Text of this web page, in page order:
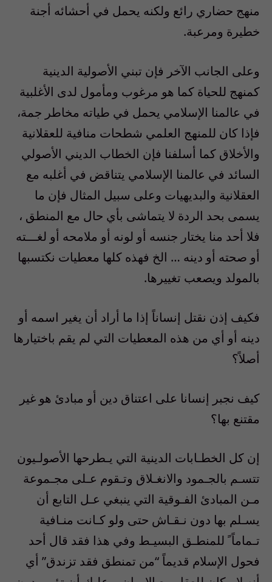
منهج حضاري رائع ولكنه يحمل في أحشائه أجنة
خطيرة ومرعبة.
وعلى الجانب الآخر فإن تبني الأصولية الدينية
كمنهج للحياة كما هو مرغوب ومأمول لدى الأغلبية
في عالمنا الإسلامي يحمل في طياته مخاطر جمة،
فإذا كان للمنهج العلمي شطحات منافية للعقلانية
والأخلاق كما أسلفنا فإن الخطاب الديني الأصولي
السائد في عالمنا الإسلامي يتناقض في أغلبه مع
العقلانية والبديهيات وعلى سبيل المثال فإن ما
يسمى بحد الردة لا يتماشى بأي حال مع المنطق ،
فلا أحد منا يختار جنسه أو لونه أو ملامحه أو لغـــته
أو صحته أو دينه … الخ فهذه كلها معطيات نكتسبها
بالمولد ويصعب تغييرها.
فكيف إذن نقتل إنساناً إذا ما أراد أن يغير اسمه أو
دينه أو أي من هذه المعطيات التي لم يقم باختيارها
أصلاً؟
كيف نجبر إنسانا على اعتناق دين أو مبادئ هو غير
مقتنع بها؟
إن كل الخطـابات الدينية التي يـطرحها الأصولـيون
تتسـم بالجـمود والانغـلاق وتـقوم عـلى مجـموعة
مـن المبادئ الفـوقية التي ينبغي عـل التابع أن
يسـلم بها دون نـقـاش حتى ولو كـانت منـافية
تـماماً ً للمنطـق البسيـط وفي هذا فقد قال أحد
فحول الإسلام قديماً “من تمنطق فقد تزندق” أي